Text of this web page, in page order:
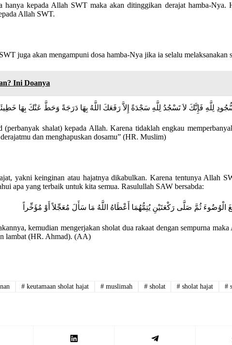
hanya kepada Allah SWT maka akan ditinggikan derajat hamba-Nya.
Allah SWT.
juga akan mengampuni dosa hamba-Nya jika ia selalu melaksanakan
Ini Doanya
لِلَّهِ فَإِنَّكَ لاَ تَسْجُدُ لِلَّهِ سَجْدَةً إِلاَّ رَفَعَكَ اللَّهُ بِهَا دَرَجَةً وَحَطَّ عَنْكَ بِهَا
(perbanyak shalat) kepada Allah. Karena tidaklah engkau
dan menghapuskan dosamu” (HR. Muslim)
yakni keinginan atau hajatnya dikabulkan. Karena tentunya Allah
apa yang terbaik untuk kita semua. Rasulullah SAW bersabda:
الْوُضُوءَ ثُمَّ صَلَّى رَكْعَتَيْنِ يُتِمُّهُمَا أَعْطَاهُ اللَّهُ مَا سَأَلَ مُعَجِّلاً أَوْ مُؤَخِّراً
kemudian mengerjakan sholat dua rakaat dengan sempurna
lambat (HR. Ahmad). (AA)
# keutamaan sholat hajat #muslimah #sholat # sholat hajat #